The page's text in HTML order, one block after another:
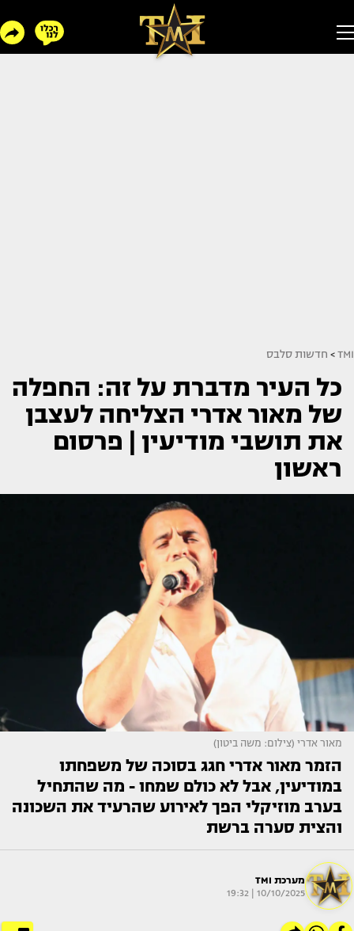
TMI
> חדשות סלבס
כל העיר מדברת על זה: החפלה
של מאור אדרי הצליחה לעצבן
את תושבי מודיעין | פרסום
ראשון
מאור אדרי (צילום: משה ביטון)
הזמר מאור אדרי חגג בסוכה של משפחתו
במודיעין, אבל לא כולם שמחו - מה שהתחיל
בערב מוזיקלי הפך לאירוע שהרעיד את השכונה
והצית סערה ברשת
מערכת TMI
10/10/2025 | 19:32